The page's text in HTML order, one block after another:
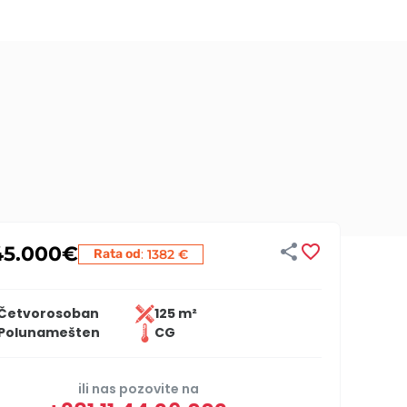
€ Rata od: 1382 €  
125 m²
CG
ili nas pozovite na